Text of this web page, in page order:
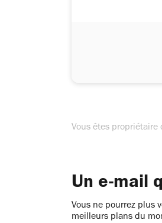
Vous êtes propriétaire
Un e-mail
Vous ne pourrez plus
meilleurs plans du